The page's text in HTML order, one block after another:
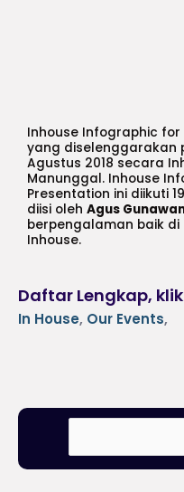
Inhouse Infographic
yang diselenggarakan
Agustus 2018 secara
Manunggal. Inhouse
Presentation ini diikuti
diisi oleh Agus
berpengalaman baik di
Inhouse.
Daftar Lengkap,
In House, Our Events,